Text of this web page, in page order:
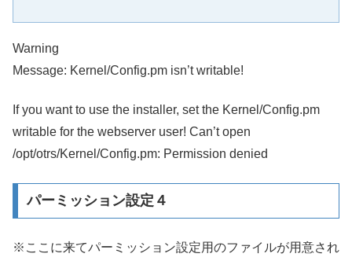
Warning
Message: Kernel/Config.pm isn’t writable!
If you want to use the installer, set the Kernel/Config.pm
writable for the webserver user! Can’t open
/opt/otrs/Kernel/Config.pm: Permission denied
パーミッション設定４
※ここに来てパーミッション設定用のファイルが用意され